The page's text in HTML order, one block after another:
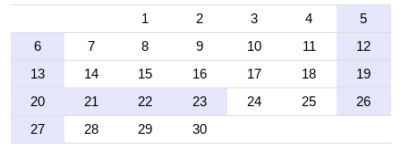
1
2 3 4
5
6
7 8 9 10 11
12
13
14 15 16 17 18
19
20
21 22 23 24 25
26
27
28 29 30